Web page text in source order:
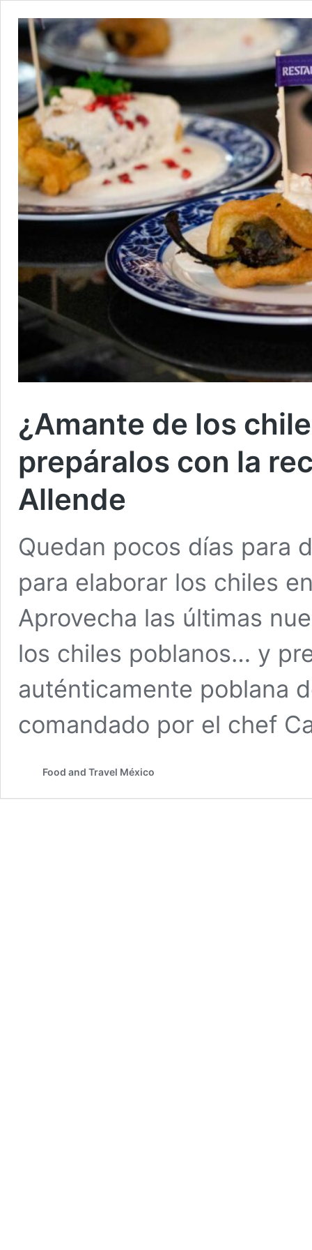
¿Amante de los
prepáralos con la
Allende
Quedan pocos días para
para elaborar los chiles
Aprovecha las últimas
los chiles poblanos… y
auténticamente poblana
comandado por el chef
Food and Travel México